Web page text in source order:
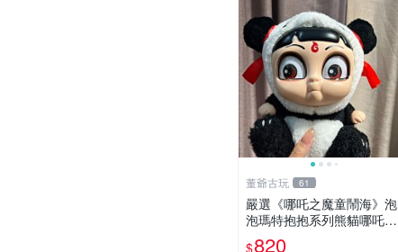
董爺古玩 61
嚴選《哪吒之魔童鬧海》泡
泡瑪特抱抱系列熊貓哪吒搪
膠臉毛絨， STATE：如圖顯
$820